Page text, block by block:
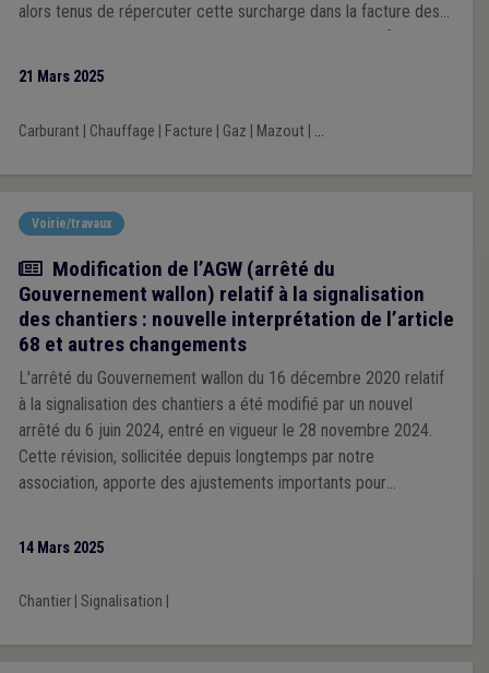
alors tenus de répercuter cette surcharge dans la facture des
21 Mars 2025
Carburant| Chauffage Facture Gaz Mazout| ...
Voirie/travaux
Actualité
Modification de l’AGW (arrêté du
Gouvernement wallon) relatif à la signalisation
des chantiers : nouvelle interprétation de l’article
68 et autres changements
L'arrêté du Gouvernement wallon du 16 décembre 2020 relatif
à la signalisation des chantiers a été modifié par un nouvel
arrêté du 6 juin 2024, entré en vigueur le 28 novembre 2024.
Cette révision, sollicitée depuis longtemps par notre
association, apporte des ajustements importants pour
14 Mars 2025
Chantier| Signalisation